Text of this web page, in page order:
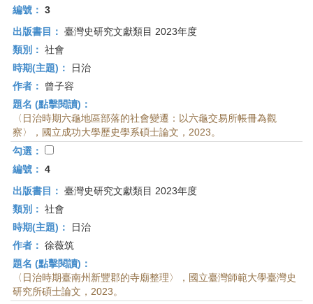
編號： 3
出版書目： 臺灣史研究文獻類目 2023年度
類別： 社會
時期(主題)：
日治
作者：
曾子容
題名 (點擊閱讀)：
〈日治時期六龜地區部落的社會變遷：以六龜交易所帳冊為觀
察〉，國立成功大學歷史學系碩士論文，2023。
勾選：
編號： 4
出版書目： 臺灣史研究文獻類目 2023年度
類別： 社會
時期(主題)：
日治
作者： 徐薇筑
題名 (點擊閱讀)：
〈日治時期臺南州新豐郡的寺廟整理〉，國立臺灣師範大學臺灣史
研究所碩士論文，2023。